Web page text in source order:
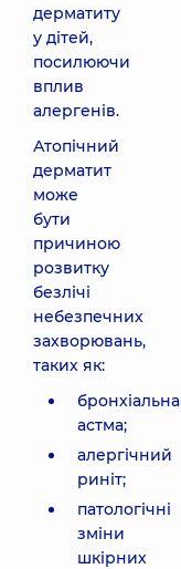
дерматиту
у дітей,
посилюючи
вплив
алергенів.
Атопічний
дерматит
може
бути
причиною
розвитку
безлічі
небезпечних
захворювань,
таких як:
бронхіальна
астма;
алергічний
риніт;
патологічні
зміни
шкірних